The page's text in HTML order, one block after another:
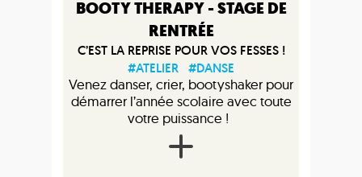
BOOTY THERAPY - STAGE DE
RENTRÉE
C’EST LA REPRISE POUR VOS FESSES !
#ATELIER #DANSE
Venez danser, crier, bootyshaker pour
démarrer l’année scolaire avec toute
votre puissance !